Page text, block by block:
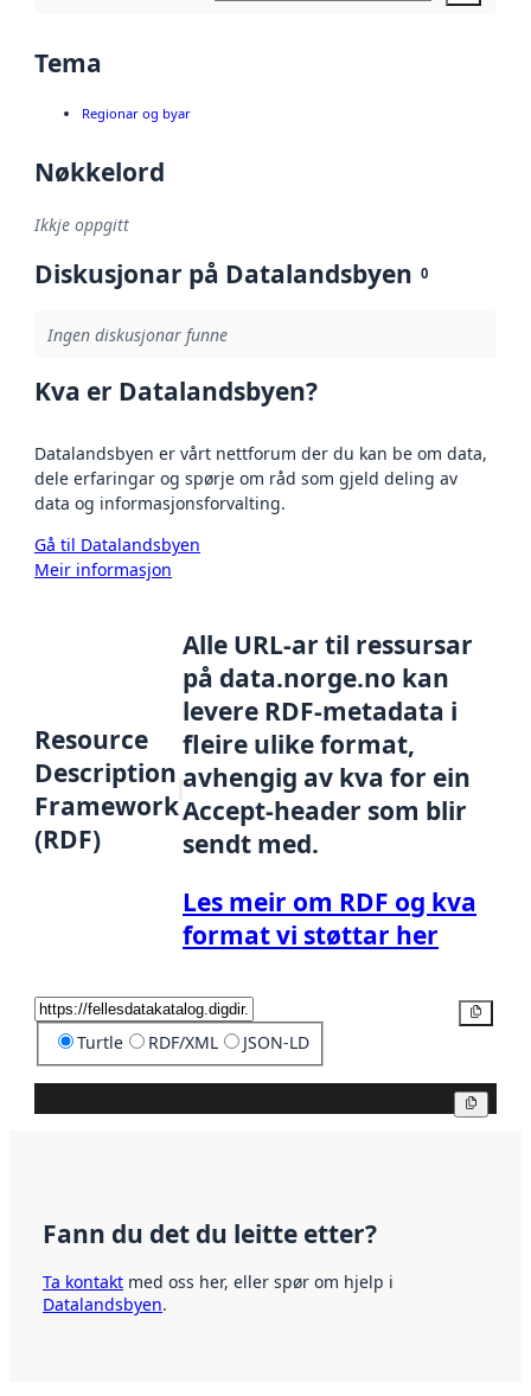
Tema
Regionar og byar
Nøkkelord
Ikkje oppgitt
Diskusjonar på Datalandsbyen 0
Ingen diskusjonar funne
Kva er Datalandsbyen?
Datalandsbyen er vårt nettforum der du kan be om data,
dele erfaringar og spørje om råd som gjeld deling av
data og informasjonsforvalting.
Gå til Datalandsbyen
Meir informasjon
Resource
Description
Framework
(RDF)
Alle URL-ar til ressursar
på data.norge.no kan
levere RDF-metadata i
fleire ulike format,
avhengig av kva for ein
Accept-header som blir
sendt med.
Les meir om RDF og kva
format vi støttar her
Turtle RDF/XML JSON-LD
Fann du det du leitte etter?
Ta kontakt med oss her, eller spør om hjelp i
Datalandsbyen.